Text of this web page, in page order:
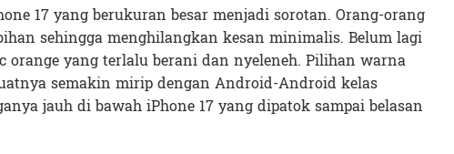
17 yang berukuran besar menjadi sorotan. Orang-orang
sehingga menghilangkan kesan minimalis. Belum lagi
orange yang terlalu berani dan nyeleneh. Pilihan warna
semakin mirip dengan Android-Android kelas
jauh di bawah iPhone 17 yang dipatok sampai belasan